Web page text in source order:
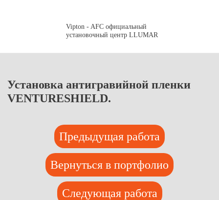
Vipton - AFC официальный
установочный центр LLUMAR
Установка антигравийной пленки
VENTURESHIELD.
Предыдущая работа
Вернуться в портфолио
Следующая работа